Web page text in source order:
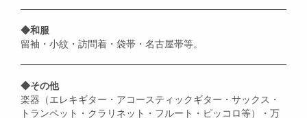
◆和服
留袖・小紋・訪問着・袋帯・名古屋帯等。
◆その他
楽器（エレキギター・アコースティックギター・サックス・
トランペット・クラリネット・フルート・ピッコロ等）・万